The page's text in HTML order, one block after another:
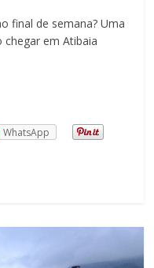
final de semana? Uma
em Atibaia
WhatsApp